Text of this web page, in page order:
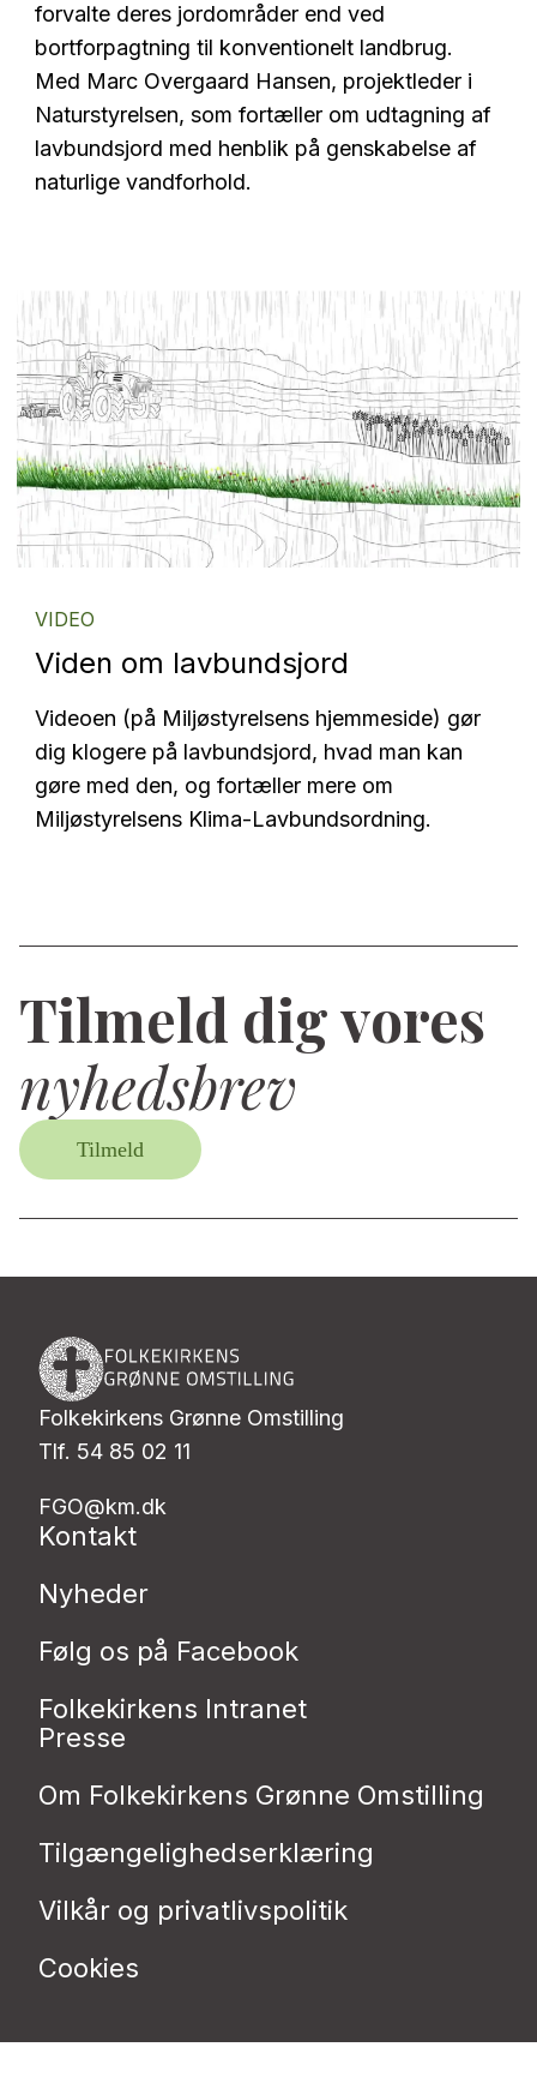
forvalte deres jordområder end ved
bortforpagtning til konventionelt landbrug.
Med Marc Overgaard Hansen, projektleder i
Naturstyrelsen, som fortæller om udtagning af
lavbundsjord med henblik på genskabelse af
naturlige vandforhold.
VIDEO
Viden om lavbundsjord
Videoen (på Miljøstyrelsens hjemmeside) gør
dig klogere på lavbundsjord, hvad man kan
gøre med den, og fortæller mere om
Miljøstyrelsens Klima-Lavbundsordning.
Tilmeld dig vores
nyhedsbrev
Tilmeld
Folkekirkens Grønne Omstilling
Tlf. 54 85 02 11
FGO@km.dk
Kontakt
Nyheder
Følg os på Facebook
Folkekirkens Intranet
Presse
Om Folkekirkens Grønne Omstilling
Tilgængelighedserklæring
Vilkår og privatlivspolitik
Cookies